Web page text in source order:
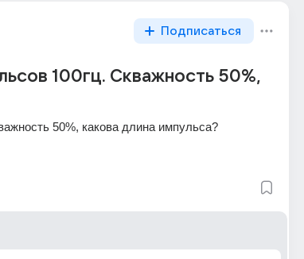
Подписаться
100гц. Скважность 50%,
50%, какова длина импульса?